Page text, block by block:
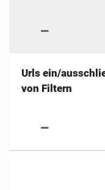
Urls ein/
von Filtern